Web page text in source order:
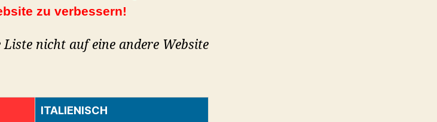
zu verbessern!
nicht auf eine andere Website
ITALIENISCH